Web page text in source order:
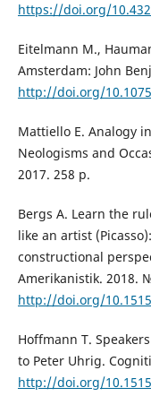
https://doi.org/
Eitelmann M.,
Amsterdam: John
http://doi.org/
Mattiello E. Analogy
Neologisms and
2017. 258 p.
Bergs A. Learn the
like an artist
constructional
Amerikanistik. 2018.
http://doi.org/
Hoffmann T.
to Peter Uhrig.
http://doi.org/